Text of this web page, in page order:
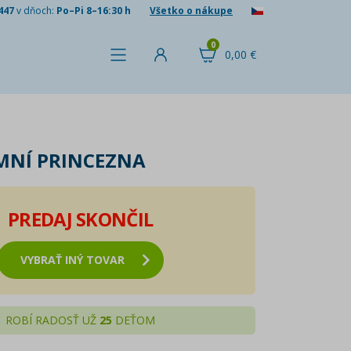
v dňoch: Po–Pi 8–16:30 h Všetko o nákupe
0,00 €
0
PRINCEZNA
PREDAJ SKONČIL
VYBRAŤ INÝ TOVAR
ROBÍ RADOSŤ UŽ 25 DEŤOM